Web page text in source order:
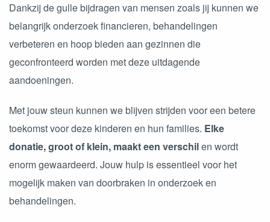
Dankzij de gulle bijdragen van mensen zoals jij kunnen we
belangrijk onderzoek financieren, behandelingen
verbeteren en hoop bieden aan gezinnen die
geconfronteerd worden met deze uitdagende
aandoeningen.
Met jouw steun kunnen we blijven strijden voor een betere
toekomst voor deze kinderen en hun families. Elke
donatie, groot of klein, maakt een verschilen wordt
enorm gewaardeerd. Jouw hulp is essentieel voor het
mogelijk maken van doorbraken in onderzoek en
behandelingen.